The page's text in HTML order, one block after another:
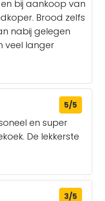
en bij aankoop van
Brood zelfs
nabij gelegen
veel langer
5/5
en super
De lekkerste
3/5